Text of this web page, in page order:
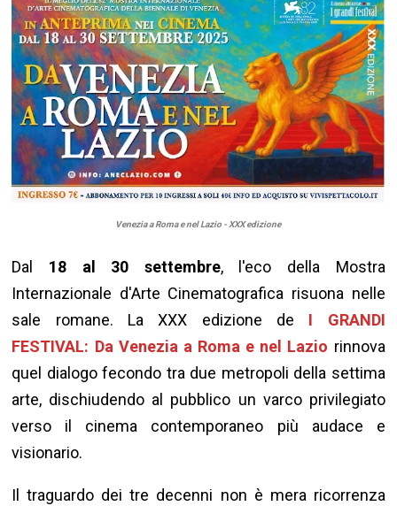
Venezia a Roma e nel Lazio - XXX edizione
Dal 18 al 30 settembre, l'eco della Mostra
Internazionale d'Arte Cinematografica risuona nelle
sale romane. La XXX edizione de I GRANDI
FESTIVAL: Da Venezia a Roma e nel Lazio rinnova
quel dialogo fecondo tra due metropoli della settima
arte, dischiudendo al pubblico un varco privilegiato
verso il cinema contemporaneo più audace e
visionario.
Il traguardo dei tre decenni non è mera ricorrenza